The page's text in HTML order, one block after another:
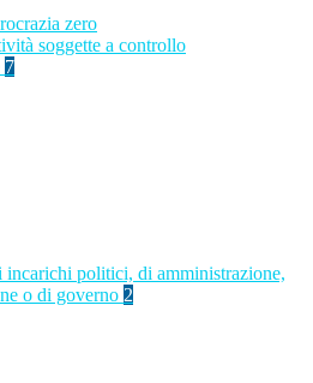
zero
soggette a controllo
7
incarichi politici, di amministrazione,
o di governo 2